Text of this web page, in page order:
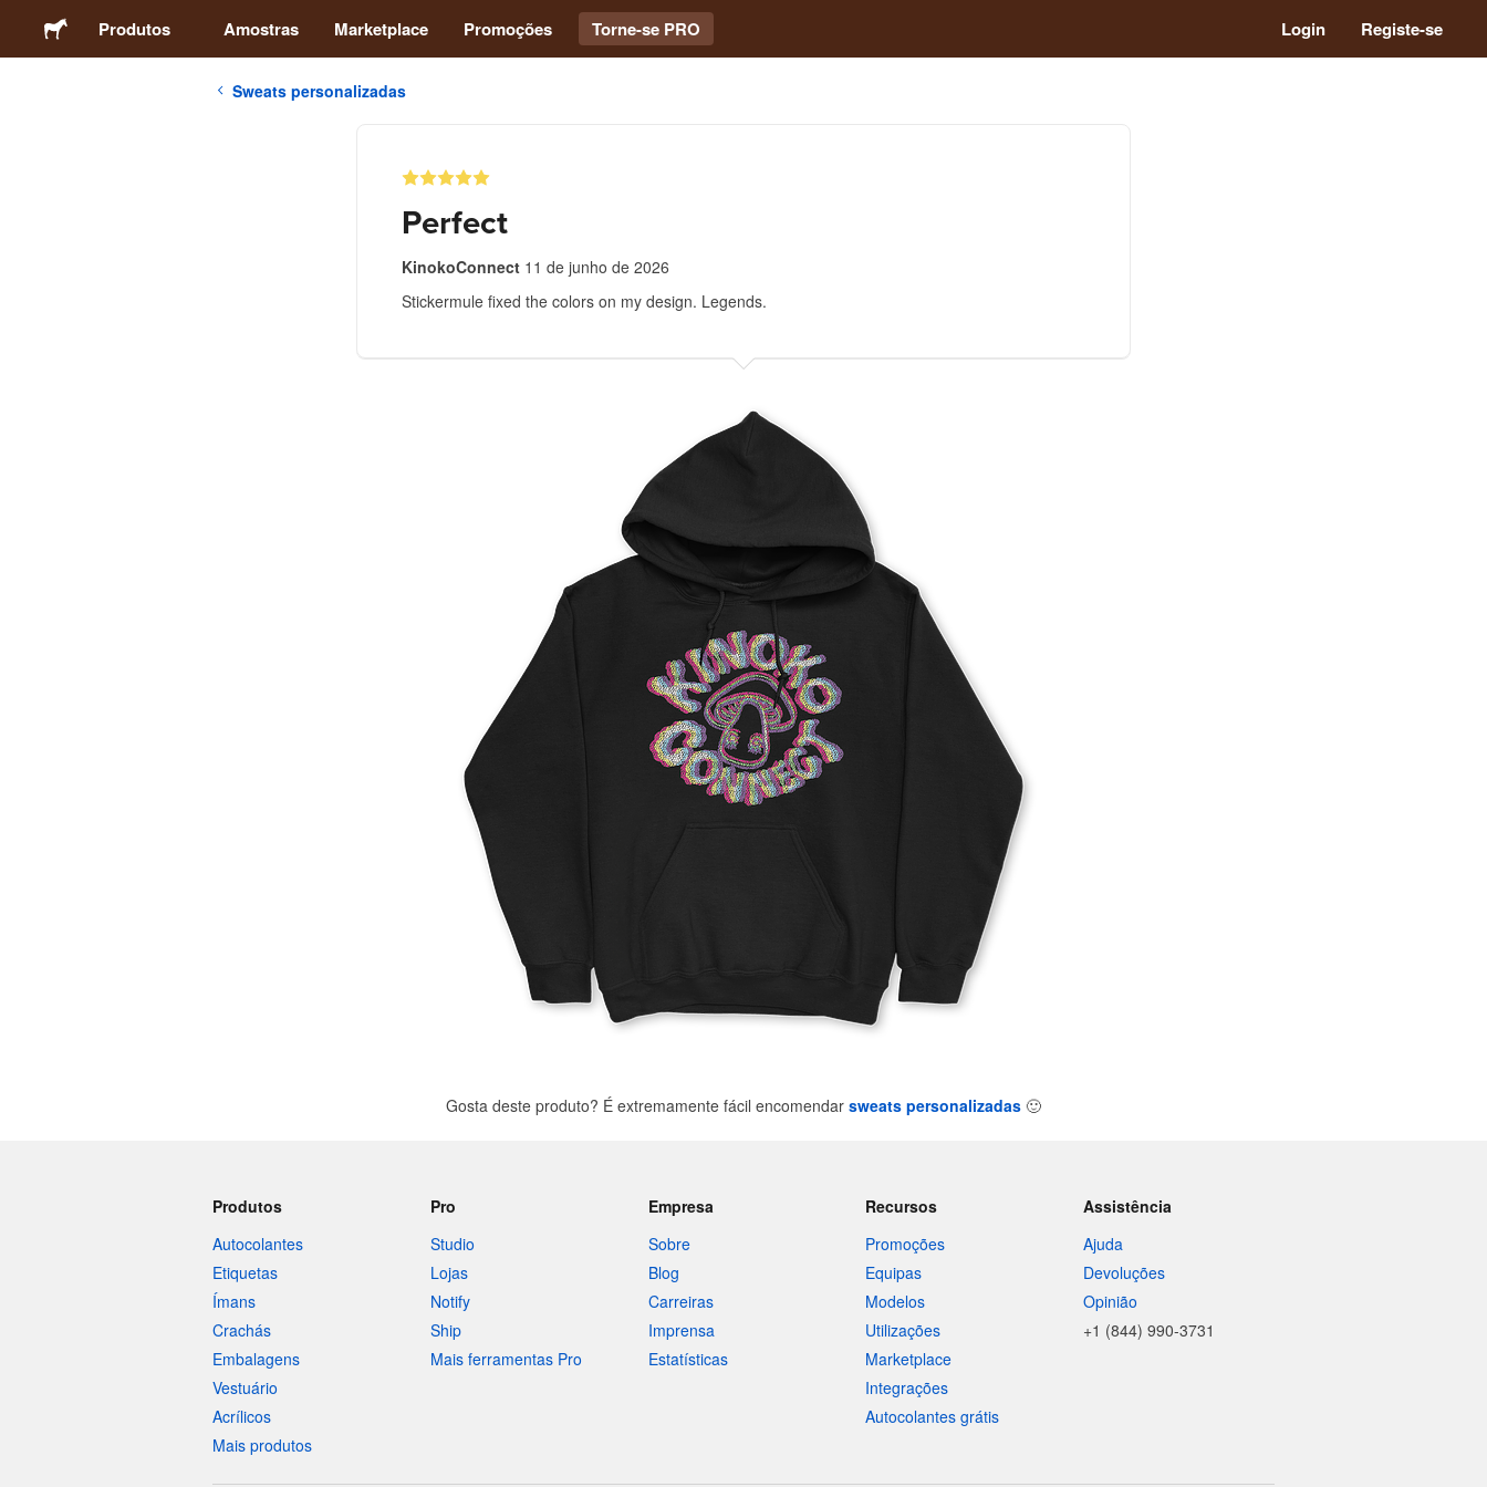
Produtos Amostras Marketplace Promoções Torne-se PRO Login Registe-se
Sweats personalizadas
Perfect
KinokoConnect 11 de junho de 2026
Stickermule fixed the colors on my design. Legends.
Gosta deste produto? É extremamente fácil encomendar sweats personalizadas 🙂
Produtos
Autocolantes
Etiquetas
Ímans
Crachás
Embalagens
Vestuário
Acrílicos
Mais produtos
Pro
Studio
Lojas
Notify
Ship
Mais ferramentas Pro
Empresa
Sobre
Blog
Carreiras
Imprensa
Estatísticas
Recursos
Promoções
Equipas
Modelos
Utilizações
Marketplace
Integrações
Autocolantes grátis
Assistência
Ajuda
Devoluções
Opinião
+1 (844) 990-3731